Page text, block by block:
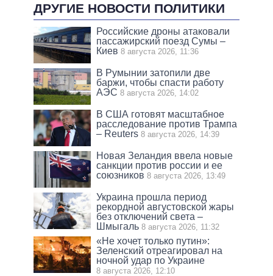
ДРУГИЕ НОВОСТИ ПОЛИТИКИ
Российские дроны атаковали
пассажирский поезд Сумы –
Киев 8 августа 2026, 11:36
В Румынии затопили две
баржи, чтобы спасти работу
АЭС 8 августа 2026, 14:02
В США готовят масштабное
расследование против Трампа
– Reuters 8 августа 2026, 14:39
Новая Зеландия ввела новые
санкции против россии и ее
союзников 8 августа 2026, 13:49
Украина прошла период
рекордной августовской жары
без отключений света –
Шмыгаль 8 августа 2026, 11:32
«Не хочет только путин»:
Зеленский отреагировал на
ночной удар по Украине
8 августа 2026, 12:10